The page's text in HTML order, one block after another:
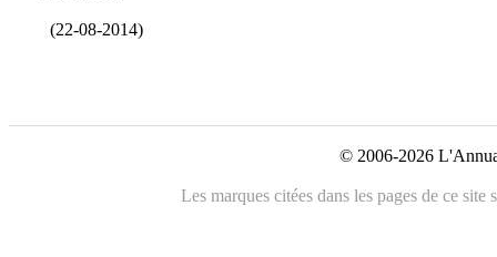
(22-08-2014)
© 2006-2026
Les marques citées dans les pages de ce